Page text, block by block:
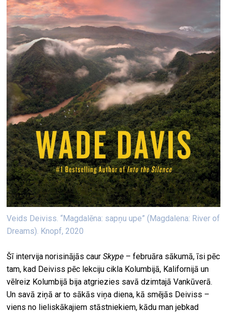
Veids Deiviss. “Magdalēna: sapņu upe” (Magdalena: River of
Dreams). Knopf, 2020
Šī intervija norisinājās caurSkype – februāra sākumā, īsi pēc
tam, kad Deiviss pēc lekciju cikla Kolumbijā, Kalifornijā un
vēlreiz Kolumbijā bija atgriezies savā dzimtajā Vankūverā.
Un savā ziņā ar to sākās viņa diena, kā smējās Deiviss –
viens no lieliskākajiem stāstniekiem, kādu man jebkad